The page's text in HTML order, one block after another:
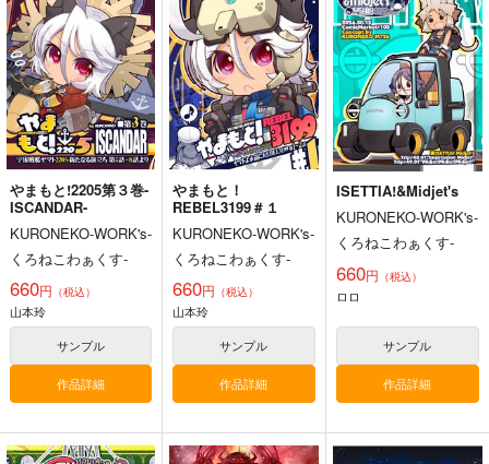
KURONEKO-WORK's-
くろねこわぁくす-
660円（税込）
宇宙戦艦ヤマト2205
山本玲
森雪 古代進
サンプル
カート
やまもと!2205第３巻-
ISCANDAR-
KURONEKO-WORK's-
くろねこわぁくす-
660円 （税込）
山本玲
サンプル
作品詳細
やまもと！
REBEL3199＃１
KURONEKO-WORK's-
くろねこわぁくす-
660円 （税込）
山本玲
サンプル
作品詳細
ISETTIA!&Midjet's
KURONEKO-WORK's-
くろねこわぁくす-
660円 （税込）
ロロ
サンプル
作品詳細